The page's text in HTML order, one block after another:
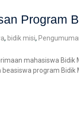
Program
, bidik misi,
mahasiswa
program Bidik